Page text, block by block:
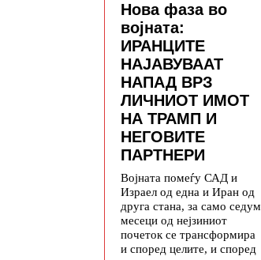
Нова фаза во
војната:
ИРАНЦИТЕ
НАЈАВУВААТ
НАПАД ВРЗ
ЛИЧНИОТ ИМОТ
НА ТРАМП И
НЕГОВИТЕ
ПАРТНЕРИ
Војната помеѓу САД и
Израел од една и Иран од
друга стана, за само седум
месеци од нејзиниот
почеток се трансформира
и според целите, и според